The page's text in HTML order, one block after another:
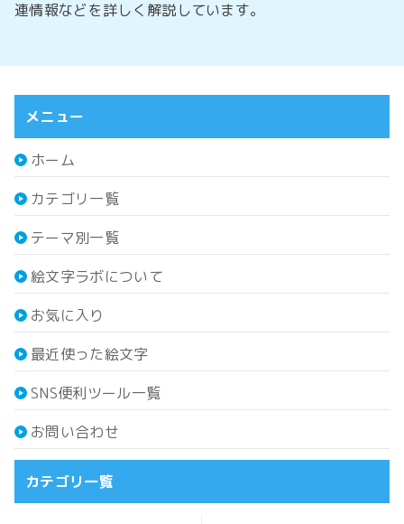
連情報などを詳しく解説しています。
メニュー
ホーム
カテゴリ一覧
テーマ別一覧
絵文字ラボについて
お気に入り
最近使った絵文字
SNS便利ツール一覧
お問い合わせ
カテゴリ一覧